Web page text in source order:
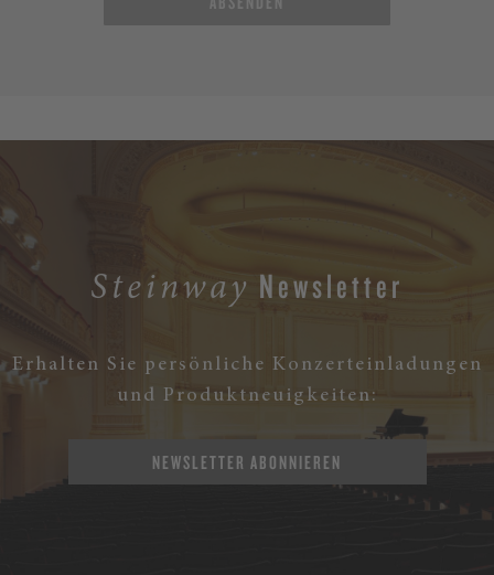
Steinway Newsletter
Erhalten Sie persönliche Konzerteinladungen
und Produktneuigkeiten:
NEWSLETTER ABONNIEREN